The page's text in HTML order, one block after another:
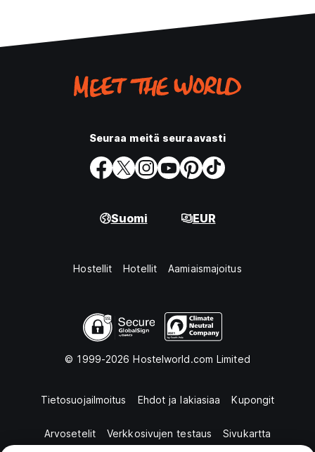
Seuraa meitä seuraavasti
Suomi EUR
Hostellit Hotellit Aamiaismajoitus
© 1999-2026 Hostelworld.com Limited
Tietosuojailmoitus Ehdot ja lakiasiaa Kupongit
Arvosetelit Verkkosivujen testaus Sivukartta